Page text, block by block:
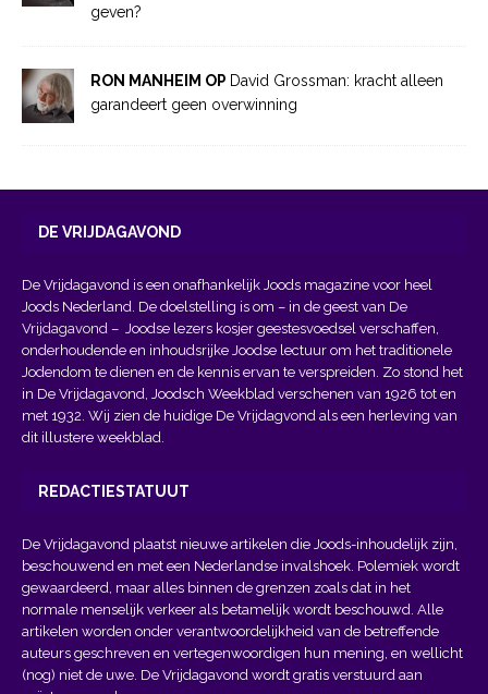
geven?
RON MANHEIM OP David Grossman: kracht alleen
garandeert geen overwinning
DE VRIJDAGAVOND
De Vrijdagavond is een onafhankelijk Joods magazine voor heel
Joods Nederland. De doelstelling is om – in de geest van De
Vrijdagavond – Joodse lezers kosjer geestesvoedsel verschaffen,
onderhoudende en inhoudsrijke Joodse lectuur om het traditionele
Jodendom te dienen en de kennis ervan te verspreiden. Zo stond het
in De Vrijdagavond, Joodsch Weekblad verschenen van 1926 tot en
met 1932. Wij zien de huidige De Vrijdagvond als een herleving van
dit illustere weekblad.
REDACTIESTATUUT
De Vrijdagavond plaatst nieuwe artikelen die Joods-inhoudelijk zijn,
beschouwend en met een Nederlandse invalshoek. Polemiek wordt
gewaardeerd, maar alles binnen de grenzen zoals dat in het
normale menselijk verkeer als betamelijk wordt beschouwd. Alle
artikelen worden onder verantwoordelijkheid van de betreffende
auteurs geschreven en vertegenwoordigen hun mening, en wellicht
(nog) niet de uwe. De Vrijdagavond wordt gratis verstuurd aan